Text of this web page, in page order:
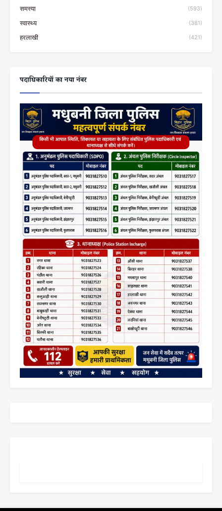
समस्या (593)
स्वास्थ्य (381)
हरलाखी (421)
पदाधिकारियों का नया नंबर